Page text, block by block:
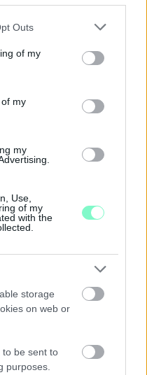
one or more Google
You may click to
its third-party tags to
in below Google
Outs
of my
my
my
Use,
of my
with the
storage
on web or
to be sent to
purposes.
szeptember 7-én
SZŰKÍTETT